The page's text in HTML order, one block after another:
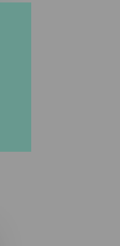
le bandeau des